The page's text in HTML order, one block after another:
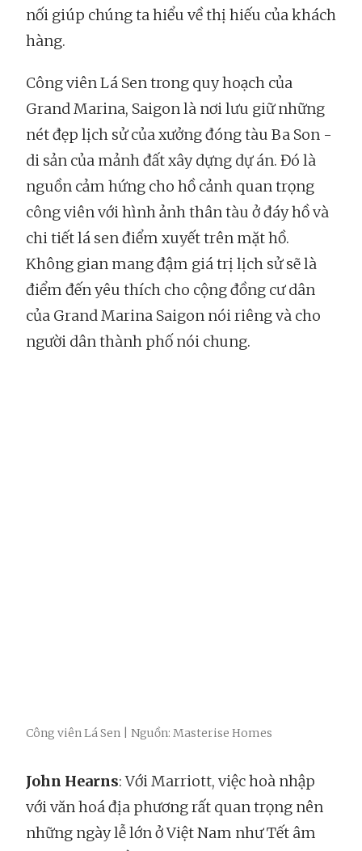
nối giúp chúng ta hiểu về thị hiếu của khách
hàng.
Công viên Lá Sen trong quy hoạch của
Grand Marina, Saigon là nơi lưu giữ những
nét đẹp lịch sử của xưởng đóng tàu Ba Son -
di sản của mảnh đất xây dựng dự án. Đó là
nguồn cảm hứng cho hồ cảnh quan trọng
công viên với hình ảnh thân tàu ở đáy hồ và
chi tiết lá sen điểm xuyết trên mặt hồ.
Không gian mang đậm giá trị lịch sử sẽ là
điểm đến yêu thích cho cộng đồng cư dân
của Grand Marina Saigon nói riêng và cho
người dân thành phố nói chung.
Công viên Lá Sen | Nguồn: Masterise Homes
John Hearns: Với Marriott, việc hoà nhập
với văn hoá địa phương rất quan trọng nên
những ngày lễ lớn ở Việt Nam như Tết âm